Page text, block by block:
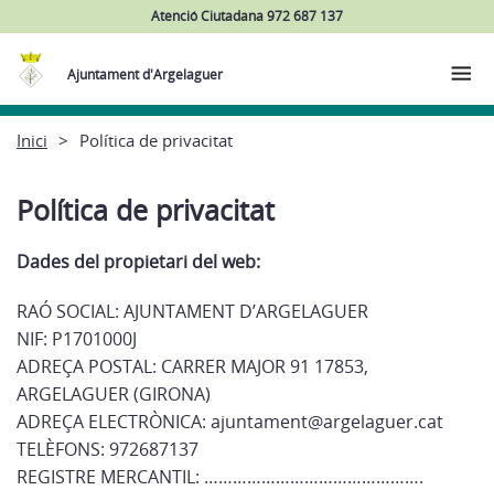
Atenció Ciutadana 972 687 137
Ajuntament d'Argelaguer
Inici Política de privacitat
Política de privacitat
Dades del propietari del web:
RAÓ SOCIAL: AJUNTAMENT D’ARGELAGUER
NIF: P1701000J
ADREÇA POSTAL: CARRER MAJOR 91 17853,
ARGELAGUER (GIRONA)
ADREÇA ELECTRÒNICA: ajuntament@argelaguer.cat
TELÈFONS: 972687137
REGISTRE MERCANTIL: ……………………………………….